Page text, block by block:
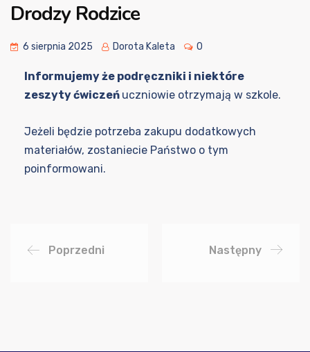
Drodzy Rodzice
6 sierpnia 2025 Dorota Kaleta 0
Informujemy że podręczniki i niektóre
zeszyty ćwiczeń uczniowie otrzymają w szkole.
Jeżeli będzie potrzeba zakupu dodatkowych
materiałów, zostaniecie Państwo o tym
poinformowani.
Poprzedni Następny